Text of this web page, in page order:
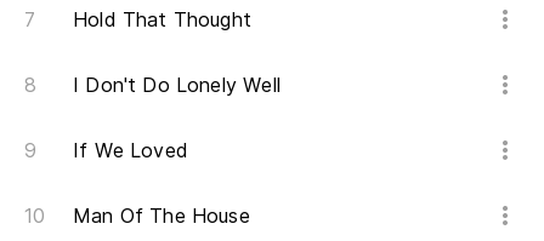
Hold That Thought
I Don't Do Lonely Well
If We Loved
Man Of The House